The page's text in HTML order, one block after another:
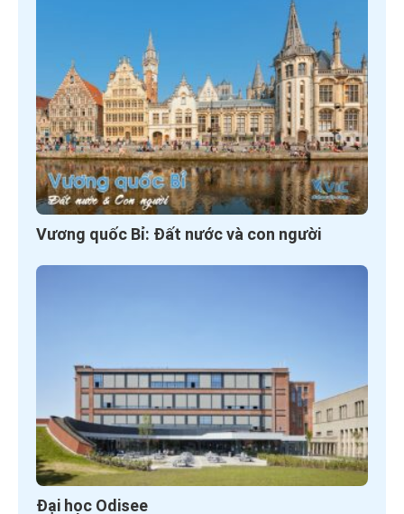
Vương quốc Bỉ: Đất nước và con người
Đại học Odisee